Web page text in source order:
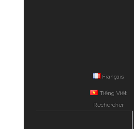
Français
Tiếng Việt
Rechercher